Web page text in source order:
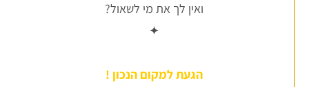
ואין לך את מי לשאול?
✦
הגעת למקום הנכון !